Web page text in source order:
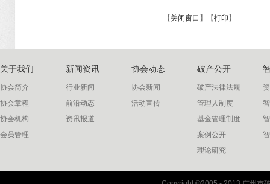
【 关闭窗口 】【打印 】
关于我们
协会简介
协会章程
协会机构
会员管理
新闻资讯
行业新闻
前沿动态
资讯报道
协会动态
协会新闻
活动宣传
破产公开
破产法律法规
管理人制度
基金管理制度
案例公开
理论研究
联系我们